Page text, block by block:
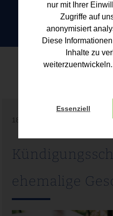
nur mit Ihrer
Zugriffe auf
anonymisiert
Diese
Inhalte zu
weiterzuentwickeln.
Essenziell
18.05.2026 | Geschäftsführer
ehemalige